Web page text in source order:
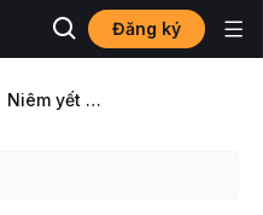
Đăng ký
Niêm yết Token